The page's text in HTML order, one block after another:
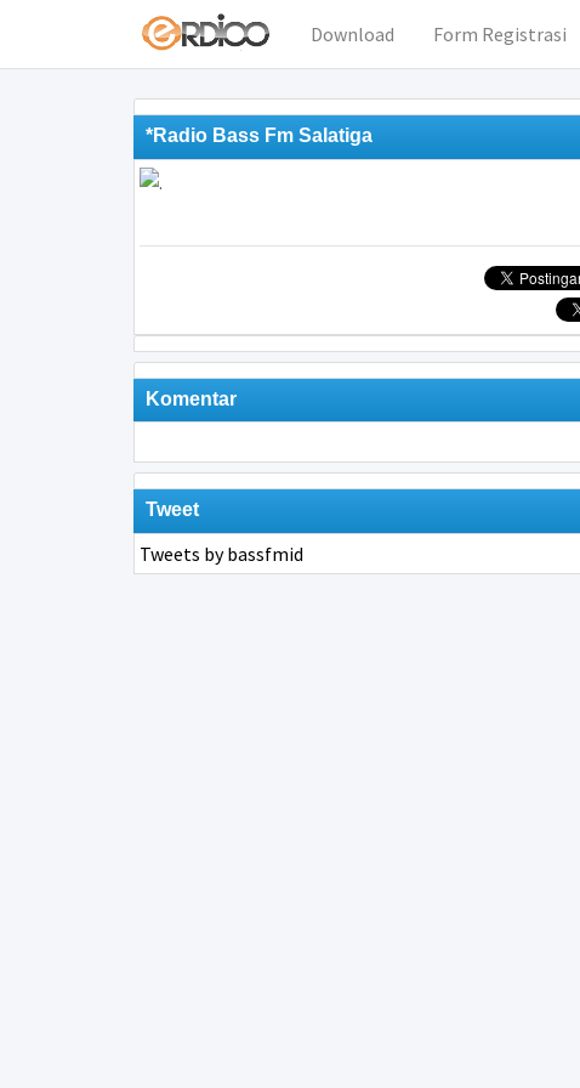
Download Form Registrasi
*Radio Bass Fm Salatiga
Komentar
Tweet
Tweets by bassfmid